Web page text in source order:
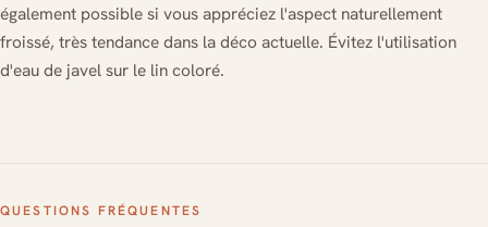
également possible si vous appréciez l'aspect naturellement
froissé, très tendance dans la déco actuelle. Évitez l'utilisation
d'eau de javel sur le lin coloré.
QUESTIONS FRÉQUENTES